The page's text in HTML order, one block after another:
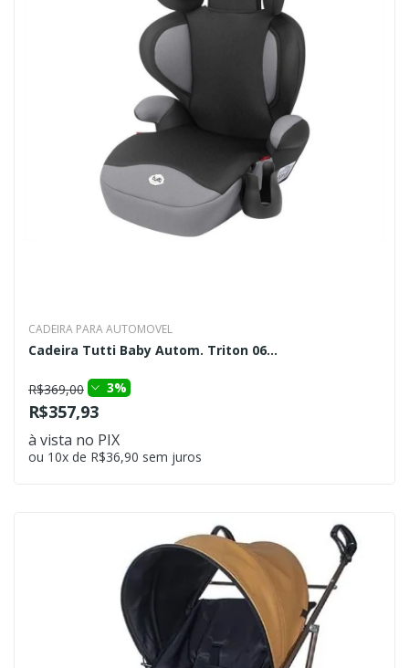
CADEIRA PARA AUTOMOVEL
Cadeira Tutti Baby Autom. Triton 06...
R$369,00 3%
R$357,93
à vista no PIX
ou 10x de R$36,90 sem juros